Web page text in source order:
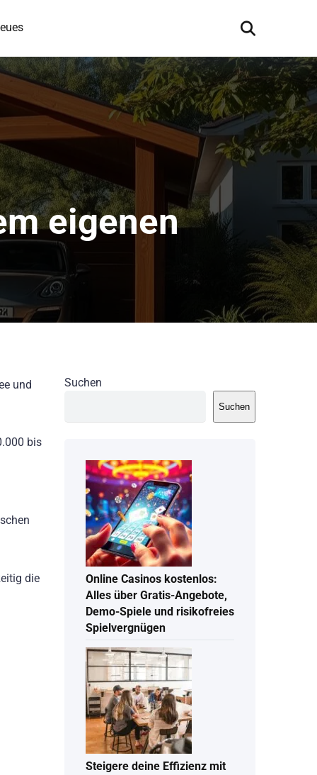
eigenen
und
bis
die
Suchen
Suchen
Online Casinos kostenlos:
Alles über Gratis-Angebote,
Demo-Spiele und risikofreies
Spielvergnügen
Steigere deine Effizienz mit